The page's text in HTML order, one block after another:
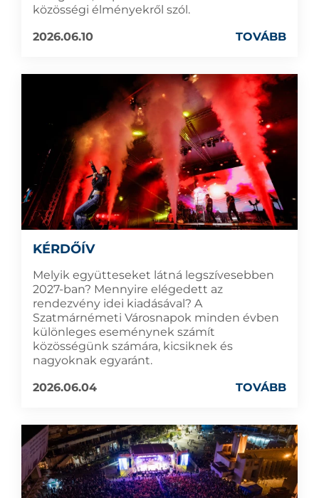
közösségi élményekről szól.
2026.06.10
TOVÁBB
KÉRDŐÍV
Melyik együtteseket látná legszívesebben
2027-ban? Mennyire elégedett az
rendezvény idei kiadásával? A
Szatmárnémeti Városnapok minden évben
különleges eseménynek számít
közösségünk számára, kicsiknek és
nagyoknak egyaránt.
2026.06.04
TOVÁBB